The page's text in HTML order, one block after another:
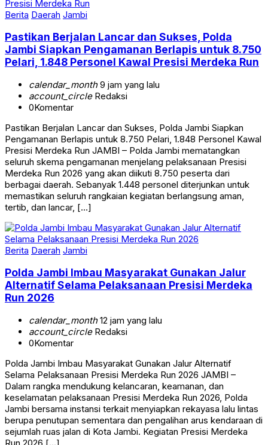
Berita Daerah Jambi
Jambi Siapkan Pengamanan Berlapis untuk 8.750
Pelari, 1.848 Personel Kawal Presisi Merdeka Run
account_circleRedaksi
0Komentar
Pengamanan Berlapis untuk 8.750 Pelari, 1.848 Personel Kawal
Presisi Merdeka Run JAMBI – Polda Jambi mematangkan
seluruh skema pengamanan menjelang pelaksanaan Presisi
Merdeka Run 2026 yang akan diikuti 8.750 peserta dari
berbagai daerah. Sebanyak 1.448 personel diterjunkan untuk
memastikan seluruh rangkaian kegiatan berlangsung aman,
tertib, dan lancar, […]
Berita Daerah Jambi
Alternatif Selama Pelaksanaan Presisi Merdeka
Run 2026
account_circleRedaksi
0Komentar
Selama Pelaksanaan Presisi Merdeka Run 2026 JAMBI –
Dalam rangka mendukung kelancaran, keamanan, dan
keselamatan pelaksanaan Presisi Merdeka Run 2026, Polda
Jambi bersama instansi terkait menyiapkan rekayasa lalu lintas
berupa penutupan sementara dan pengalihan arus kendaraan di
sejumlah ruas jalan di Kota Jambi. Kegiatan Presisi Merdeka
Run 2026 […]